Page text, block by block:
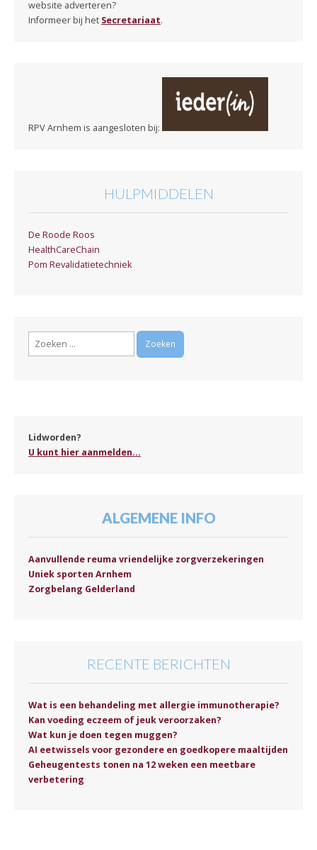
website adverteren?
Informeer bij het Secretariaat.
RPV Arnhem is aangesloten bij:
HULPMIDDELEN
De Roode Roos
HealthCareChain
Pom Revalidatietechniek
Zoeken
Lidworden?
U kunt hier aanmelden...
ALGEMENE INFO
Aanvullende reuma vriendelijke zorgverzekeringen
Uniek sporten Arnhem
Zorgbelang Gelderland
RECENTE BERICHTEN
Wat is een behandeling met allergie immunotherapie?
Kan voeding eczeem of jeuk veroorzaken?
Wat kun je doen tegen muggen?
AI eetwissels voor gezondere en goedkopere maaltijden
Geheugentests tonen na 12 weken een meetbare
verbetering